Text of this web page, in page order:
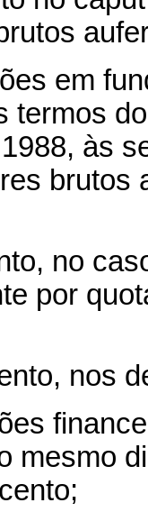
em
termos
às
brutos
no
por
nos
mesmo